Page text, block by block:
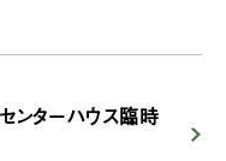
ンターハウス臨時